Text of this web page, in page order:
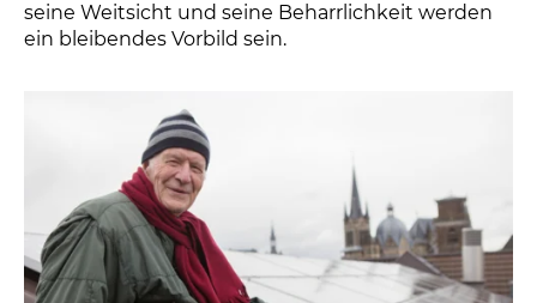
seine Weitsicht und seine Beharrlichkeit werden
ein bleibendes Vorbild sein.